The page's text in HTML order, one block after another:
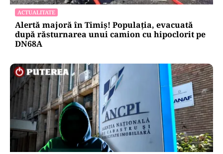
ACTUALITATE
Alertă majoră în Timiș! Populația, evacuată
după răsturnarea unui camion cu hipoclorit pe
DN68A